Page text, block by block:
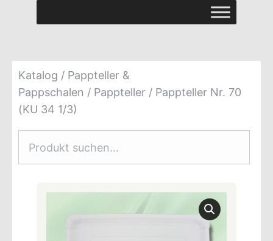
Katalog / Pappteller &
Pappschalen / Pappteller / Pappteller Nr. 70
(KU 34 1/3)